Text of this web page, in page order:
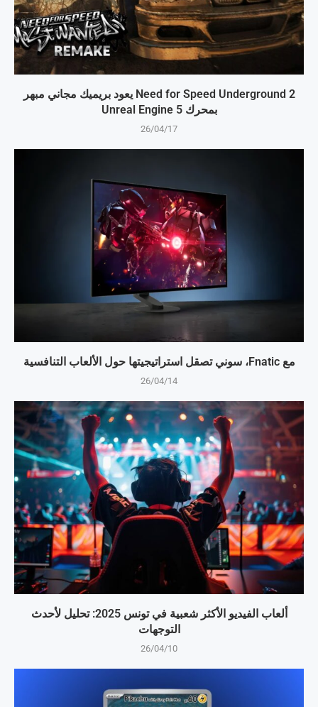
Need for Speed Underground 2 يعود بريميك مجاني مبهر
بمحرك Unreal Engine 5
26/04/17
مع Fnatic، سوني تصقل استراتيجيتها حول الألعاب التنافسية
26/04/14
ألعاب الفيديو الأكثر شعبية في تونس 2025: تحليل لأحدث
التوجهات
26/04/10